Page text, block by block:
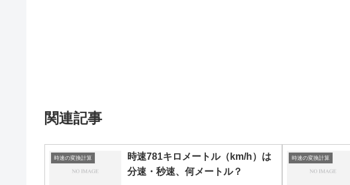
関連記事
時速の変換計算
時速781キロメートル（km/h）は
分速・秒速、何メートル？
時速の変換計算